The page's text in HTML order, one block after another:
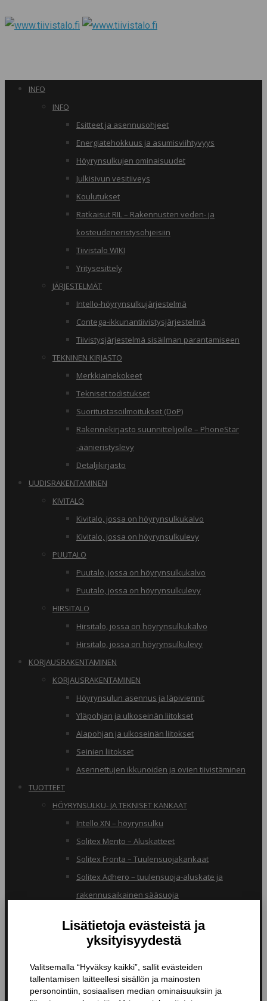
INFO
INFO
Esitteet ja asennusohjeet
Energiatehokkuus ja asumisviihtyvyys
Höyrynsulkujen ominaisuudet
Julkisivun vesitiiveys
Koulutukset
Ratkaisut RIL – Rakennusten veden- ja
kosteudeneristysohjeisiin
Tiivistalo WIKI
Yritysesittely
JÄRJESTELMÄT
Intello-höyrynsulkujärjestelmä
Contega-ikkunantiivistysjärjestelmä
Tiivistysjärjestelmä sisäilman parantamiseen
TEKNINEN KIRJASTO
Merkkiainekokeet
Tekniset todistukset
Suoritustasoilmoitukset (DoP)
Rakennekirjasto suunnittelijoille – PhoneStar
-äänieristyslevy
Detaljikirjasto
UUDISRAKENTAMINEN
KIVITALO
Kivitalo, jossa on höyrynsulkukalvo
Kivitalo, jossa on höyrynsulkulevy
PUUTALO
Puutalo, jossa on höyrynsulkukalvo
Puutalo, jossa on höyrynsulkulevy
HIRSITALO
Hirsitalo, jossa on höyrynsulkukalvo
Hirsitalo, jossa on höyrynsulkulevy
KORJAUSRAKENTAMINEN
KORJAUSRAKENTAMINEN
Höyrynsulun asennus ja läpiviennit
Yläpohjan ja ulkoseinän liitokset
Alapohjan ja ulkoseinän liitokset
Seinien liitokset
Asennettujen ikkunoiden ja ovien tiivistäminen
TUOTTEET
HÖYRYNSULKU- JA TEKNISET KANKAAT
Intello XN – höyrynsulku
Solitex Mento – Aluskatteet
Solitex Fronta – Tuulensuojakankaat
Solitex Adhero – tuulensuoja-aluskate ja
rakennusaikainen sääsuoja
TIIVISTYSTUOTTEET
Butyylinauhat ja -teipit
Liitosnauhat
Läpiviennit